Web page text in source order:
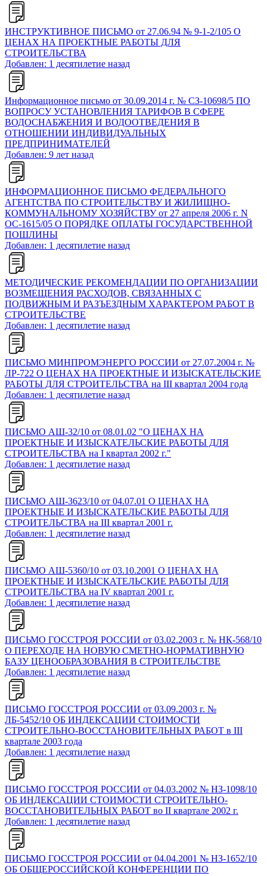
ИНСТРУКТИВНОЕ ПИСЬМО от 27.06.94 № 9-1-2/105 О
ЦЕНАХ НА ПРОЕКТНЫЕ РАБОТЫ ДЛЯ
СТРОИТЕЛЬСТВА
Добавлен: 1 десятилетие назад
Информационное письмо от 30.09.2014 г. № СЗ-10698/5 ПО
ВОПРОСУ УСТАНОВЛЕНИЯ ТАРИФОВ В СФЕРЕ
ВОДОСНАБЖЕНИЯ И ВОДООТВЕДЕНИЯ В
ОТНОШЕНИИ ИНДИВИДУАЛЬНЫХ
ПРЕДПРИНИМАТЕЛЕЙ
Добавлен: 9 лет назад
ИНФОРМАЦИОННОЕ ПИСЬМО ФЕДЕРАЛЬНОГО
АГЕНТСТВА ПО СТРОИТЕЛЬСТВУ И ЖИЛИЩНО-
КОММУНАЛЬНОМУ ХОЗЯЙСТВУ от 27 апреля 2006 г. N
ОС-1615/05 О ПОРЯДКЕ ОПЛАТЫ ГОСУДАРСТВЕННОЙ
ПОШЛИНЫ
Добавлен: 1 десятилетие назад
МЕТОДИЧЕСКИЕ РЕКОМЕНДАЦИИ ПО ОРГАНИЗАЦИИ
ВОЗМЕЩЕНИЯ РАСХОДОВ, СВЯЗАННЫХ С
ПОДВИЖНЫМ И РАЗЪЕЗДНЫМ ХАРАКТЕРОМ РАБОТ В
СТРОИТЕЛЬСТВЕ
Добавлен: 1 десятилетие назад
ПИСЬМО МИНПРОМЭНЕРГО РОССИИ от 27.07.2004 г. №
ЛР-722 О ЦЕНАХ НА ПРОЕКТНЫЕ И ИЗЫСКАТЕЛЬСКИЕ
РАБОТЫ ДЛЯ СТРОИТЕЛЬСТВА на III квартал 2004 года
Добавлен: 1 десятилетие назад
ПИСЬМО АШ-32/10 от 08.01.02 "О ЦЕНАХ НА
ПРОЕКТНЫЕ И ИЗЫСКАТЕЛЬСКИЕ РАБОТЫ ДЛЯ
СТРОИТЕЛЬСТВА на I квартал 2002 г."
Добавлен: 1 десятилетие назад
ПИСЬМО АШ-3623/10 от 04.07.01 О ЦЕНАХ НА
ПРОЕКТНЫЕ И ИЗЫСКАТЕЛЬСКИЕ РАБОТЫ ДЛЯ
СТРОИТЕЛЬСТВА на III квартал 2001 г.
Добавлен: 1 десятилетие назад
ПИСЬМО АШ-5360/10 от 03.10.2001 О ЦЕНАХ НА
ПРОЕКТНЫЕ И ИЗЫСКАТЕЛЬСКИЕ РАБОТЫ ДЛЯ
СТРОИТЕЛЬСТВА на IV квартал 2001 г.
Добавлен: 1 десятилетие назад
ПИСЬМО ГОССТРОЯ РОССИИ от 03.02.2003 г. № НК-568/10
О ПЕРЕХОДЕ НА НОВУЮ СМЕТНО-НОРМАТИВНУЮ
БАЗУ ЦЕНООБРАЗОВАНИЯ В СТРОИТЕЛЬСТВЕ
Добавлен: 1 десятилетие назад
ПИСЬМО ГОССТРОЯ РОССИИ от 03.09.2003 г. №
ЛБ-5452/10 ОБ ИНДЕКСАЦИИ СТОИМОСТИ
СТРОИТЕЛЬНО-ВОССТАНОВИТЕЛЬНЫХ РАБОТ в III
квартале 2003 года
Добавлен: 1 десятилетие назад
ПИСЬМО ГОССТРОЯ РОССИИ от 04.03.2002 № НЗ-1098/10
ОБ ИНДЕКСАЦИИ СТОИМОСТИ СТРОИТЕЛЬНО-
ВОССТАНОВИТЕЛЬНЫХ РАБОТ во II квартале 2002 г.
Добавлен: 1 десятилетие назад
ПИСЬМО ГОССТРОЯ РОССИИ от 04.04.2001 № НЗ-1652/10
ОБ ОБЩЕРОССИЙСКОЙ КОНФЕРЕНЦИИ ПО